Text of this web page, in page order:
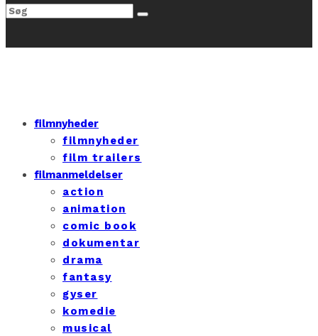
filmnyheder
filmnyheder
film trailers
filmanmeldelser
action
animation
comic book
dokumentar
drama
fantasy
gyser
komedie
musical